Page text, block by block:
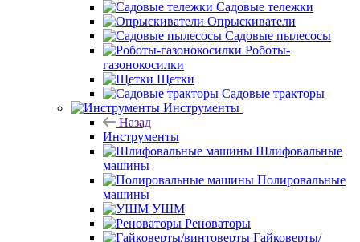
Садовые тележки
Опрыскиватели
Садовые пылесосы
Роботы-
газонокосилки
Щетки
Садовые тракторы
Инструменты
Назад
Инструменты
Шлифовальные
машины
Полировальные
машины
УШМ
Реноваторы
Гайковерты/